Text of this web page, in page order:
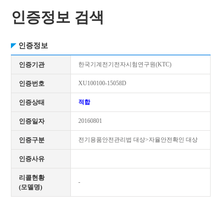
인증정보 검색
인증정보
인증기관 한국기계전기전자시험연구원(KTC)
인증번호 XU100100-15058D
인증상태 적합
인증일자 20160801
인증구분 전기용품안전관리법 대상>자율안전확인 대상
인증사유
리콜현황
(모델명)
-